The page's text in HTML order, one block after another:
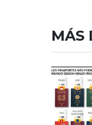
MÁS